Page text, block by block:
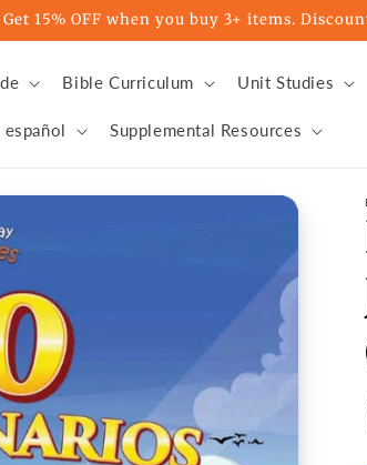
Get 15% OFF when you buy 3+ items.
Bible Curriculum Unit Studies
español Supplemental Resources